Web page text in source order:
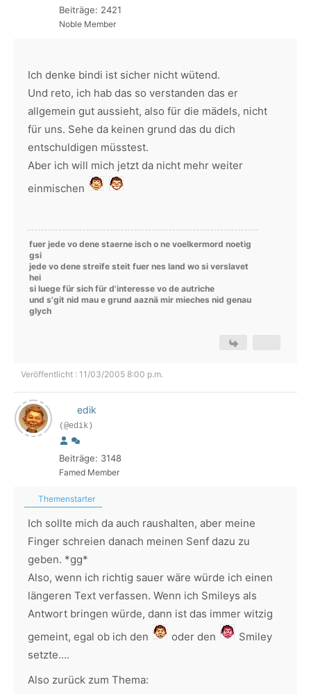
Beiträge: 2421
Noble Member
Ich denke bindi ist sicher nicht wütend.
Und reto, ich hab das so verstanden das er
allgemein gut aussieht, also für die mädels, nicht
für uns. Sehe da keinen grund das du dich
entschuldigen müsstest.
Aber ich will mich jetzt da nicht mehr weiter
einmischen
fuer jede vo dene staerne isch o ne voelkermord noetig
gsi
jede vo dene streife steit fuer nes land wo si verslavet
hei
si luege für sich für d'interesse vo de autriche
und s'git nid mau e grund aaznä mir mieches nid genau
glych
Veröffentlicht : 11/03/2005 8:00 p.m.
edik
(@edik)
Beiträge: 3148
Famed Member
Themenstarter
Ich sollte mich da auch raushalten, aber meine
Finger schreien danach meinen Senf dazu zu
geben. *gg*
Also, wenn ich richtig sauer wäre würde ich einen
längeren Text verfassen. Wenn ich Smileys als
Antwort bringen würde, dann ist das immer witzig
gemeint, egal ob ich den
oder den
Smiley
setzte....
Also zurück zum Thema: